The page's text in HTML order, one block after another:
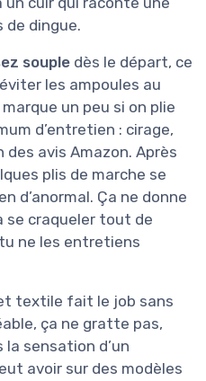
de dingue.
souple dès le départ, ce
les ampoules au
un peu si on plie
d’entretien : cirage,
avis Amazon. Après
plis de marche se
d’anormal. Ça ne donne
se craqueler tout de
ne les entretiens
textile fait le job sans
ça ne gratte pas,
la sensation d’un
avoir sur des modèles